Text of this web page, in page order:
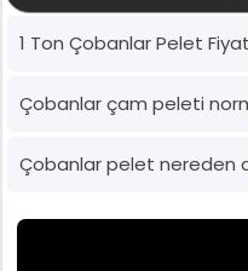
1 Ton Çobanlar Pelet
Çobanlar çam peleti
Çobanlar pelet nereden